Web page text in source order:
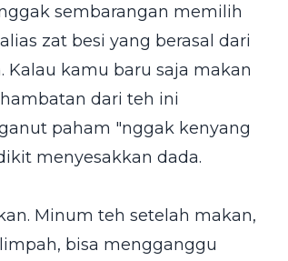
sembarangan memilih
zat besi yang berasal dari
kamu baru saja makan
dari teh ini
paham "nggak kenyang
menyesakkan dada.
Minum teh setelah makan,
bisa mengganggu